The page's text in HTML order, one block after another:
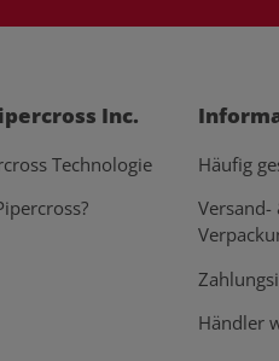
Inc.
Technologie
Häufig
Versand-
Händler